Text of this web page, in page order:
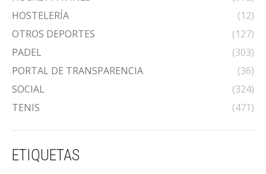
HOSTELERÍA
(12)
OTROS DEPORTES
(127)
PADEL
(303)
PORTAL DE TRANSPARENCIA
(36)
SOCIAL
(324)
TENIS
(471)
ETIQUETAS